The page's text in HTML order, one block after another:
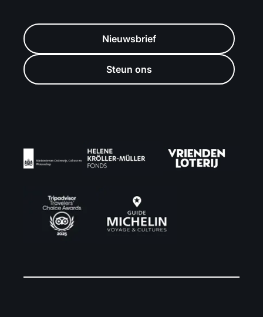
Nieuwsbrief
Steun ons